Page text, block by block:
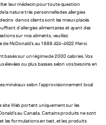
leur médecin pour toute question
la nature très personnelle des allergies
de nos clients sont les mieux placés
d'allergies alimentaires et ayant des
sur nos aliments, veuillez
McDonald's au 1 888 424-4622. Merci.
basés sur un régime de 2 000 calories. Vos
élevées ou plus basses selon vos besoins en
minéraux selon l’approvisionnement local
site Web portent uniquement sur les
au Canada. Certains produits ne sont
les formulations en test, et les produits